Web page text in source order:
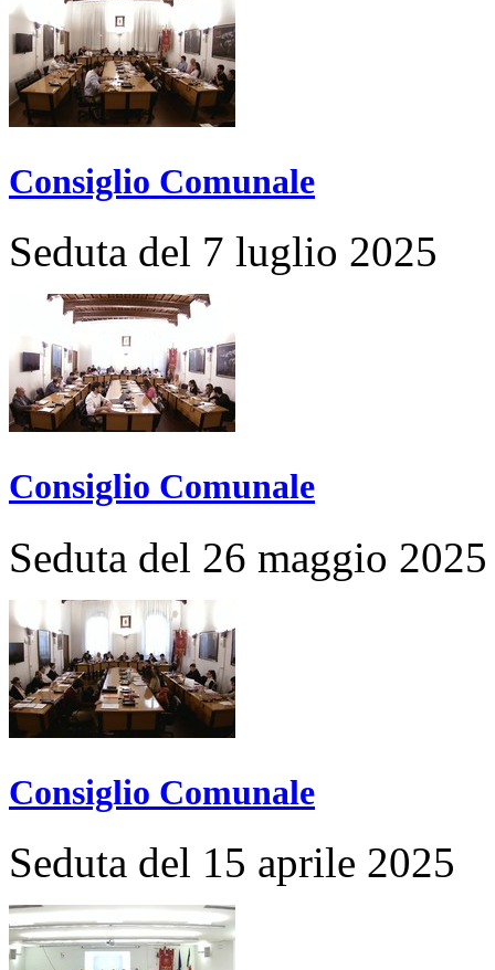
Consiglio Comunale
Seduta del 7 luglio 2025
Consiglio Comunale
Seduta del 26 maggio 2025
Consiglio Comunale
Seduta del 15 aprile 2025